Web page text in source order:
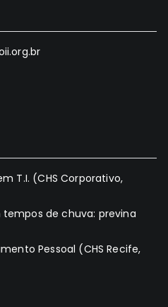
T.I. (CHS Corporativo,
de chuva: previna
Pessoal (CHS Recife,